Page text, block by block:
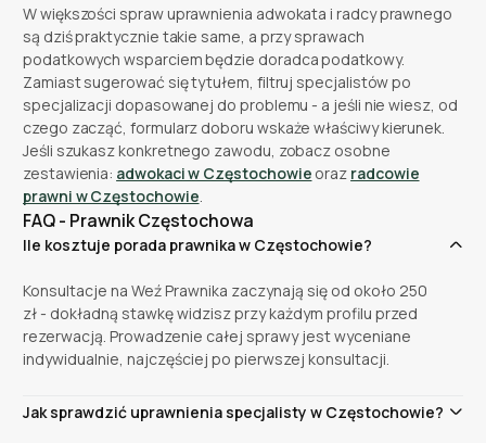
W większości spraw uprawnienia adwokata i radcy prawnego
są dziś praktycznie takie same, a przy sprawach
podatkowych wsparciem będzie doradca podatkowy.
Zamiast sugerować się tytułem, filtruj specjalistów po
specjalizacji dopasowanej do problemu - a jeśli nie wiesz, od
czego zacząć, formularz doboru wskaże właściwy kierunek.
Jeśli szukasz konkretnego zawodu, zobacz osobne
zestawienia: adwokaci w Częstochowie oraz radcowie
prawni w Częstochowie.
FAQ - Prawnik Częstochowa
Ile kosztuje porada prawnika w Częstochowie?
Konsultacje na Weź Prawnika zaczynają się od około 250
zł - dokładną stawkę widzisz przy każdym profilu przed
rezerwacją. Prowadzenie całej sprawy jest wyceniane
indywidualnie, najczęściej po pierwszej konsultacji.
Jak sprawdzić uprawnienia specjalisty w Częstochowie?